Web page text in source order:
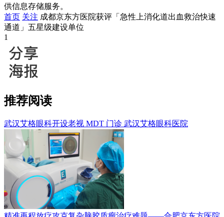
供信息存储服务。
首页 关注 成都京东方医院获评「急性上消化道出血救治快速
通道」五星级建设单位
1
推荐阅读
武汉艾格眼科开设老视 MDT 门诊 武汉艾格眼科医院